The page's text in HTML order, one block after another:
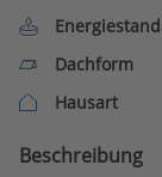
Dachform
Hausart
Beschreibung